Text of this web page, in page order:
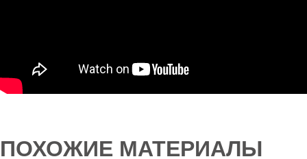
ПОХОЖИЕ МАТЕРИАЛЫ